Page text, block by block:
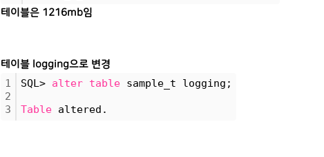
테이블은 1216mb임
테이블 logging으로 변경
1
2
3
SQL> alter table sample_t logging;
Table altered.